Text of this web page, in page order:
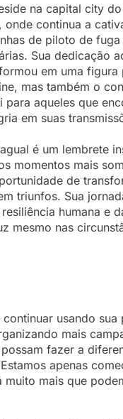
na capital city
onde continua a
de piloto de fuga
Sua dedicação
em uma figura
mas também o
para aqueles que
em suas
é um lembrete
momentos mais
de
triunfos. Sua
humana e
mesmo nas
continuar usando sua
mais
fazer a
apenas
muito mais que